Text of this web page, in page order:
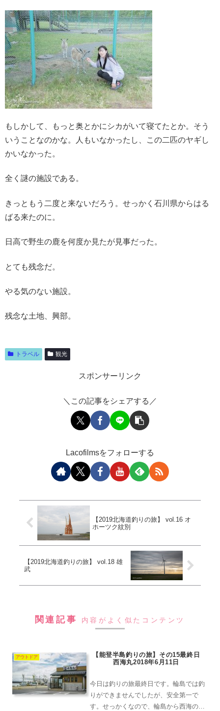
もしかして、もっと奥とかにシカがいて寝てたとか。そう
いうことなのかな。人もいなかったし、この二匹のヤギし
かいなかった。
全く謎の施設である。
きっともう二度と来ないだろう。せっかく石川県からはる
ばる来たのに。
日高で野生の鹿を何度か見たが見事だった。
とても残念だ。
やる気のない施設。
残念な土地、興部。
トラベル 観光
スポンサーリンク
＼この記事をシェアする／
Lacofilmsをフォローする
【2019北海道釣りの旅】 vol.16 オ
ホーツク紋別
【2019北海道釣りの旅】 vol.18 雄
武
関連記事 内容がよく似たコンテンツ
アウトドア
【能登半島釣りの旅】その15最終日
西海丸2018年6月11日
今日は釣りの旅最終日です。輪島では釣
りができませんでしたが、安全第一で
す。せっかくなので、輪島から西海の方